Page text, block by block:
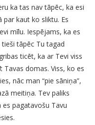
ka tas nav tāpēc, ka esi
kaut ko sliktu. Es
mīlu. Iespējams, ka es
tāpēc Tu tagad
ticēt, ka ar Tevi viss
Tavas domas. Viss, ko es
nāc man “pie sāniņa”,
meitiņa. Tev paliks
pagatavošu Tavu